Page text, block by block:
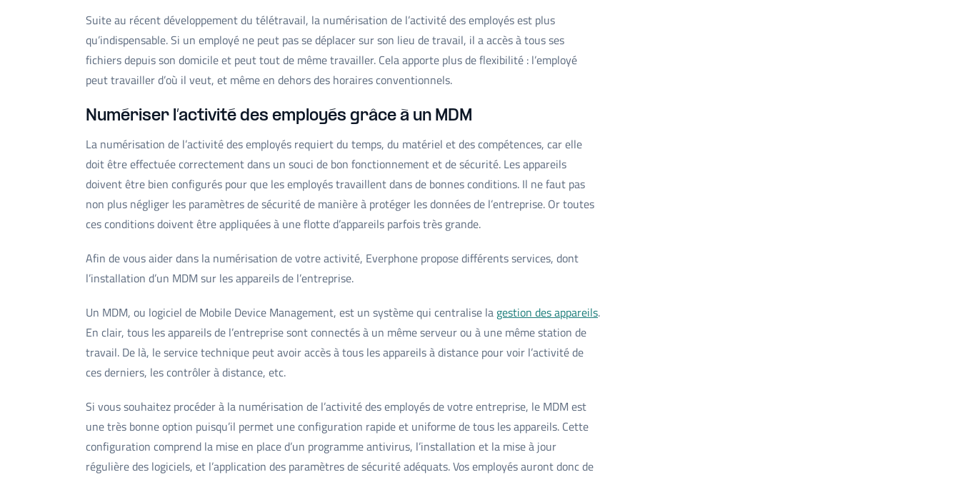
Suite au récent développement du télétravail, la numérisation de l’activité des employés est plus
qu’indispensable. Si un employé ne peut pas se déplacer sur son lieu de travail, il a accès à tous ses
fichiers depuis son domicile et peut tout de même travailler. Cela apporte plus de flexibilité : l’employé
peut travailler d’où il veut, et même en dehors des horaires conventionnels.
Numériser l’activité des employés grâce à un MDM
La numérisation de l’activité des employés requiert du temps, du matériel et des compétences, car elle
doit être effectuée correctement dans un souci de bon fonctionnement et de sécurité. Les appareils
doivent être bien configurés pour que les employés travaillent dans de bonnes conditions. Il ne faut pas
non plus négliger les paramètres de sécurité de manière à protéger les données de l’entreprise. Or toutes
ces conditions doivent être appliquées à une flotte d’appareils parfois très grande.
Afin de vous aider dans la numérisation de votre activité, Everphone propose différents services, dont
l’installation d’un MDM sur les appareils de l’entreprise.
Un MDM, ou logiciel de Mobile Device Management, est un système qui centralise la gestion des appareils.
En clair, tous les appareils de l’entreprise sont connectés à un même serveur ou à une même station de
travail. De là, le service technique peut avoir accès à tous les appareils à distance pour voir l’activité de
ces derniers, les contrôler à distance, etc.
Si vous souhaitez procéder à la numérisation de l’activité des employés de votre entreprise, le MDM est
une très bonne option puisqu’il permet une configuration rapide et uniforme de tous les appareils. Cette
configuration comprend la mise en place d’un programme antivirus, l’installation et la mise à jour
régulière des logiciels, et l’application des paramètres de sécurité adéquats. Vos employés auront donc de